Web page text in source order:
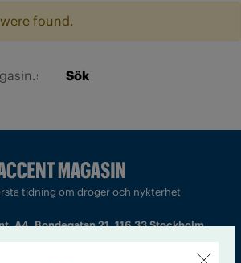
found.
Sök
tidning om droger och nykterhet
A4, Bondegatan 21, 116 33 Stockholm